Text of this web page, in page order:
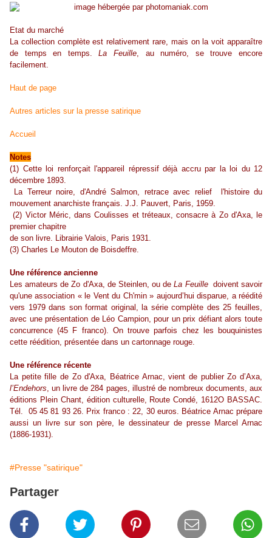
Etat du marché
La collection complète est relativement rare, mais on la voit apparaître
de temps en temps.La Feuille, au numéro, se trouve encore
facilement.
Haut de page
Autres articles sur la presse satirique
Accueil
Notes
(1) Cette loi renforçait l'appareil répressif déjà accru par la loi du 12
décembre 1893.
La Terreur noire, d'André Salmon, retrace avec relief l'histoire du
mouvement anarchiste français. J.J. Pauvert, Paris, 1959.
(2) Victor Méric, dans Coulisses et tréteaux, consacre à Zo d'Axa, le
premier chapitre
de son livre. Librairie Valois, Paris 1931.
(3) Charles Le Mouton de Boisdeffre.
Une référence ancienne
Les amateurs de Zo d'Axa, de Steinlen, ou deLa Feuilledoivent savoir
qu'une association « le Vent du Ch'min » aujourd’hui disparue, a réédité
vers 1979 dans son format original, la série complète des 25 feuilles,
avec une présentation de Léo Campion, pour un prix défiant alors toute
concurrence (45 F franco). On trouve parfois chez les bouquinistes
cette réédition, présentée dans un cartonnage rouge.
Une référence récente
La petite fille de Zo d'Axa, Béatrice Arnac, vient de publier Zo d’Axa,
l’Endehors, un livre de 284 pages, illustré de nombreux documents, aux
éditions Plein Chant, édition culturelle, Route Condé, 1612O BASSAC.
Tél. 05 45 81 93 26. Prix franco : 22, 30 euros. Béatrice Arnac prépare
aussi un livre sur son père, le dessinateur de presse Marcel Arnac
(1886-1931).
#Presse "satirique"
Partager